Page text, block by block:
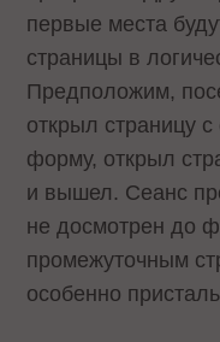
первые места
страницы в
Предположим,
открыл страницу
форму, открыл
и вышел. Сеанс
не досмотрен до
промежуточным
особенно